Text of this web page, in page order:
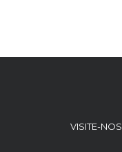
VISITE-NOS